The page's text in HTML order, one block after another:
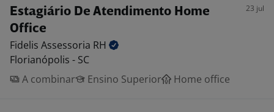
Estagiário De Atendimento Home
Office
23 jul
Fidelis Assessoria RH
Florianópolis - SC
A combinar
Ensino Superior Home office